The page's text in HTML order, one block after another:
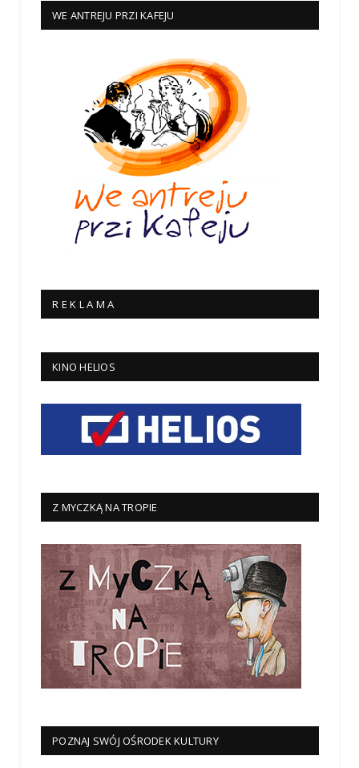
WE ANTREJU PRZI KAFEJU
R E K L A M A
KINO HELIOS
Z MYCZKĄ NA TROPIE
POZNAJ SWÓJ OŚRODEK KULTURY